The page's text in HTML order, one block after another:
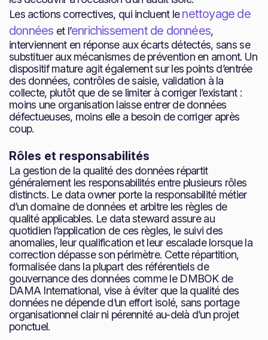
Les actions correctives, qui incluent lenettoyage de
données et l’enrichissement de données,
interviennent en réponse aux écarts détectés, sans se
substituer aux mécanismes de prévention en amont. Un
dispositif mature agit également sur les points d’entrée
des données, contrôles de saisie, validation à la
collecte, plutôt que de se limiter à corriger l’existant :
moins une organisation laisse entrer de données
défectueuses, moins elle a besoin de corriger après
coup.
Rôles et responsabilités
La gestion de la qualité des données répartit
généralement les responsabilités entre plusieurs rôles
distincts. Le data owner porte la responsabilité métier
d’un domaine de données et arbitre les règles de
qualité applicables. Le data steward assure au
quotidien l’application de ces règles, le suivi des
anomalies, leur qualification et leur escalade lorsque la
correction dépasse son périmètre. Cette répartition,
formalisée dans la plupart des référentiels de
gouvernance des données comme le DMBOK de
DAMA International, vise à éviter que la qualité des
données ne dépende d’un effort isolé, sans portage
organisationnel clair ni pérennité au-delà d’un projet
ponctuel.